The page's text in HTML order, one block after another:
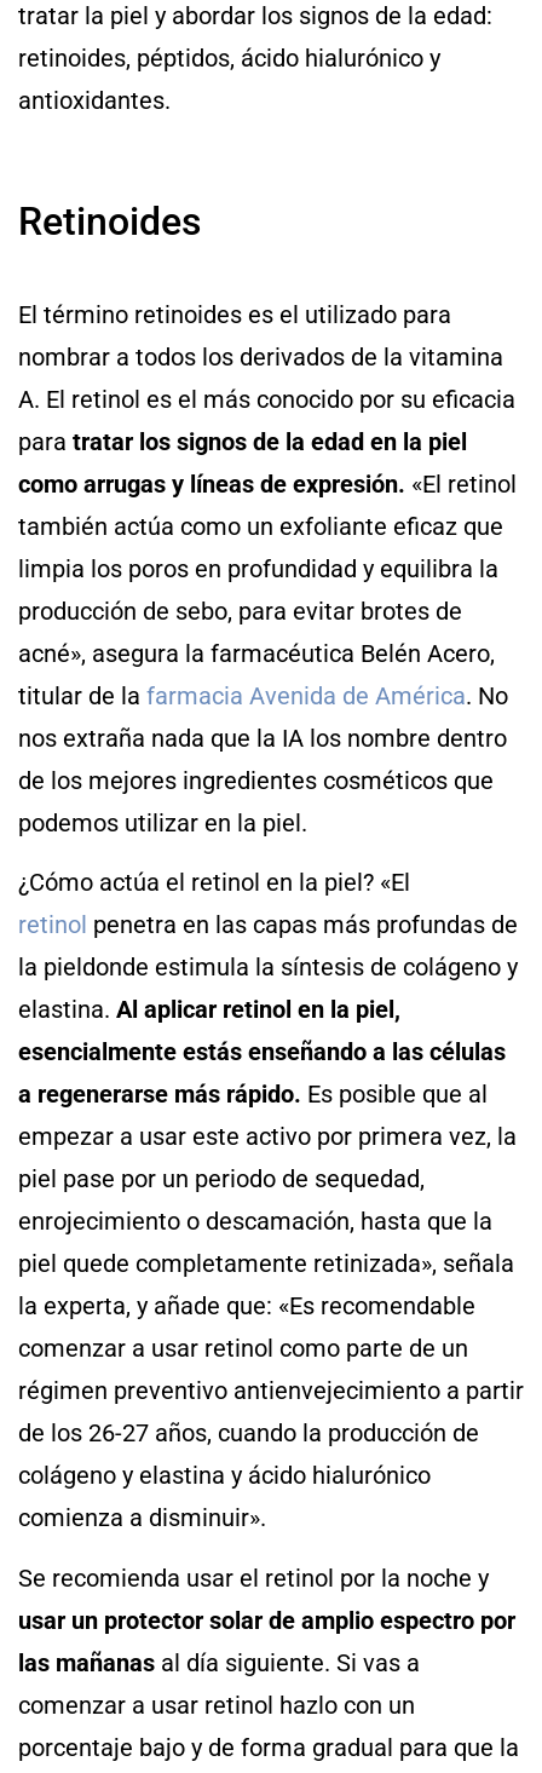
tratar la piel y abordar los signos de la edad:
retinoides, péptidos, ácido hialurónico y
antioxidantes.
Retinoides
El término retinoides es el utilizado para
nombrar a todos los derivados de la vitamina
A. El retinol es el más conocido por su eficacia
para tratar los signos de la edad en la piel
como arrugas y líneas de expresión. «El retinol
también actúa como un exfoliante eficaz que
limpia los poros en profundidad y equilibra la
producción de sebo, para evitar brotes de
acné», asegura la farmacéutica Belén Acero,
titular de la farmacia Avenida de América. No
nos extraña nada que la IA los nombre dentro
de los mejores ingredientes cosméticos que
podemos utilizar en la piel.
¿Cómo actúa el retinol en la piel? «El
retinol penetra en las capas más profundas de
la pieldonde estimula la síntesis de colágeno y
elastina. Al aplicar retinol en la piel,
esencialmente estás enseñando a las células
a regenerarse más rápido. Es posible que al
empezar a usar este activo por primera vez, la
piel pase por un periodo de sequedad,
enrojecimiento o descamación, hasta que la
piel quede completamente retinizada», señala
la experta, y añade que: «Es recomendable
comenzar a usar retinol como parte de un
régimen preventivo antienvejecimiento a partir
de los 26-27 años, cuando la producción de
colágeno y elastina y ácido hialurónico
comienza a disminuir».
Se recomienda usar el retinol por la noche y
usar un protector solar de amplio espectro por
las mañanas al día siguiente. Si vas a
comenzar a usar retinol hazlo con un
porcentaje bajo y de forma gradual para que la